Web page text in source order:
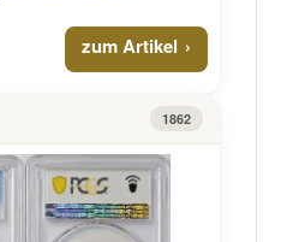
zum Artikel
1862